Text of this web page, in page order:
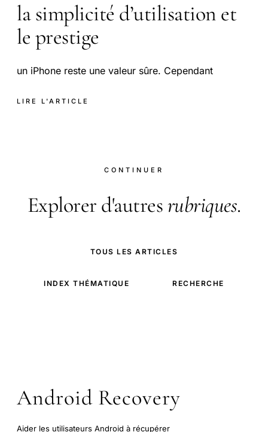
la simplicité d’utilisation et
le prestige
un iPhone reste une valeur sûre. Cependant
LIRE L'ARTICLE
CONTINUER
Explorer d'autresrubriques.
TOUS LES ARTICLES
INDEX THÉMATIQUE RECHERCHE
Android Recovery
Aider les utilisateurs Android à récupérer